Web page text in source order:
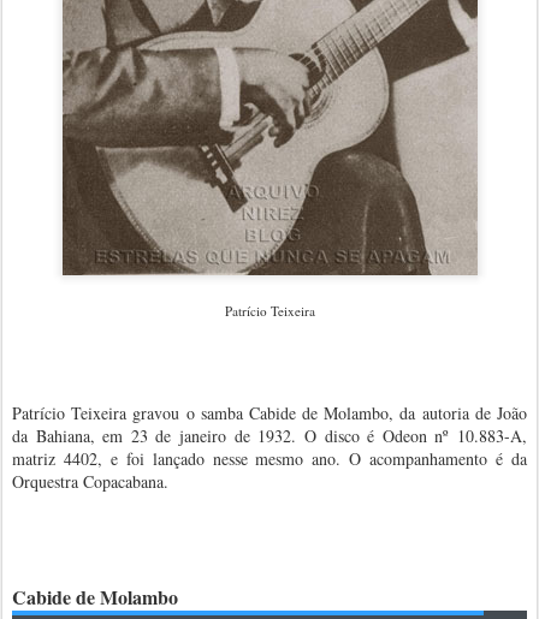
Patrício Teixeira
Patrício Teixeira gravou o samba Cabide de Molambo, da autoria de João
da Bahiana, em 23 de janeiro de 1932. O disco é Odeon nº 10.883-A,
matriz 4402, e foi lançado nesse mesmo ano. O acompanhamento é da
Orquestra Copacabana.
Cabide de Molambo